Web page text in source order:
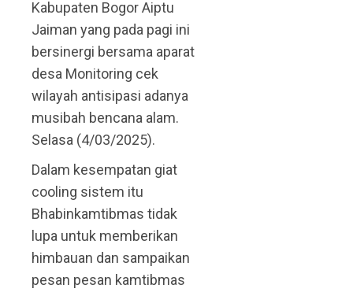
Kabupaten Bogor Aiptu
Jaiman yang pada pagi ini
bersinergi bersama aparat
desa Monitoring cek
wilayah antisipasi adanya
musibah bencana alam.
Selasa (4/03/2025).
Dalam kesempatan giat
cooling sistem itu
Bhabinkamtibmas tidak
lupa untuk memberikan
himbauan dan sampaikan
pesan pesan kamtibmas